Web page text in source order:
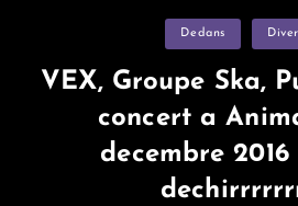
Categories
Dedans
VEX, Groupe Ska,
concert a
decembre